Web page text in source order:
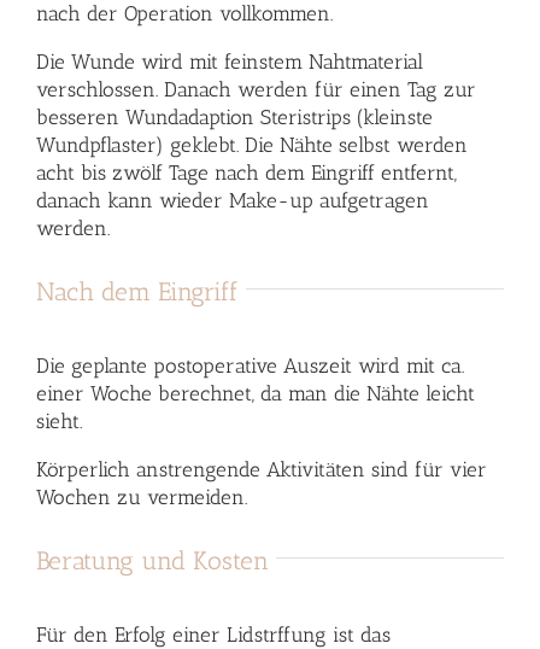
nach der Operation vollkommen.
Die Wunde wird mit feinstem Nahtmaterial
verschlossen. Danach werden für einen Tag zur
besseren Wundadaption Steristrips (kleinste
Wundpflaster) geklebt. Die Nähte selbst werden
acht bis zwölf Tage nach dem Eingriff entfernt,
danach kann wieder Make-up aufgetragen
werden.
Nach dem Eingriff
Die geplante postoperative Auszeit wird mit ca.
einer Woche berechnet, da man die Nähte leicht
sieht.
Körperlich anstrengende Aktivitäten sind für vier
Wochen zu vermeiden.
Beratung und Kosten
Für den Erfolg einer Lidstrffung ist das